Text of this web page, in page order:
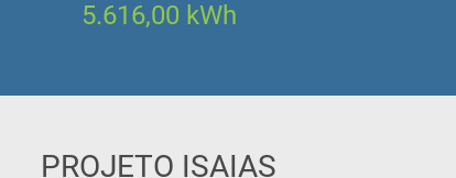
5.616,00 kWh
PROJETO ISAIAS